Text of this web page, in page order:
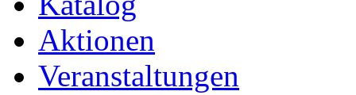
Aktionen
Veranstaltungen